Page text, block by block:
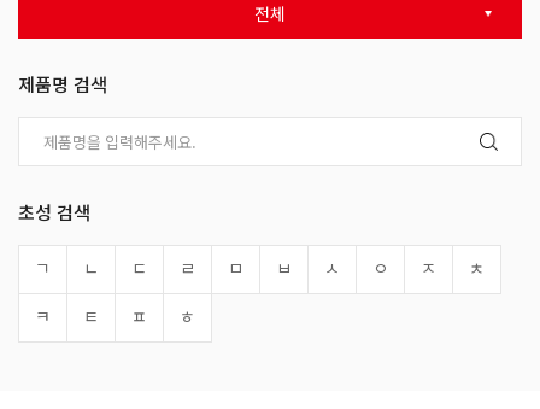
전체
제품명 검색
초성 검색
ㄱ ㄴ ㄷ ㄹ ㅁ ㅂ ㅅ ㅇ ㅈ
ㅊ
ㅋ
ㅌ ㅍ ㅎ